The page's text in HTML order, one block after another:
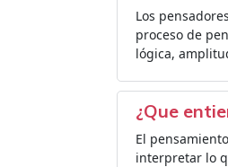
Los
proceso de
lógica,
¿Que
El
interpretar lo